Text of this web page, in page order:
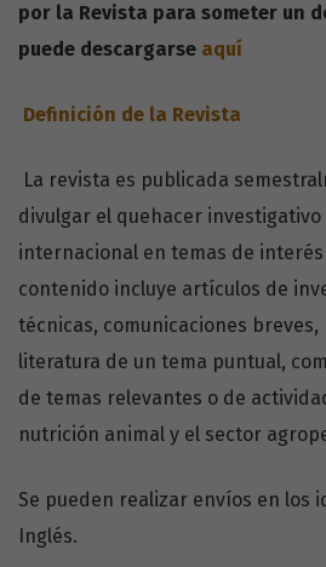
por la Revista para someter un
puede descargarse aquí
Definición de la Revista
La revista es publicada
divulgar el quehacer investigativo
internacional en temas de interés
contenido incluye artículos de
técnicas, comunicaciones breves,
literatura de un tema puntual,
de temas relevantes o de
nutrición animal y el sector
Se pueden realizar envíos en los
Inglés.